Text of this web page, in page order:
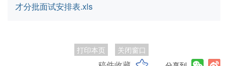
才分批面试安排表.xls
打印本页 关闭窗口